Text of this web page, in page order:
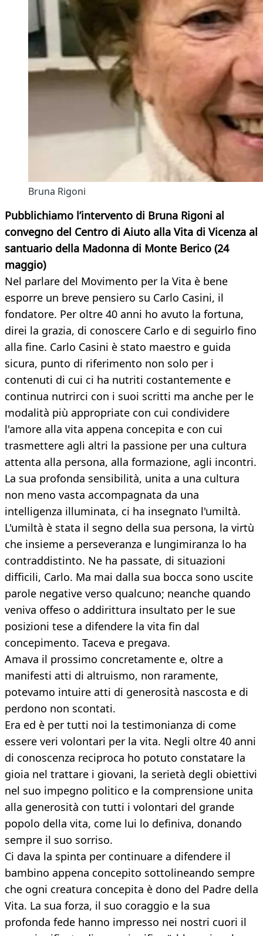
Bruna Rigoni
Pubblichiamo l’intervento di Bruna Rigoni al
convegno del Centro di Aiuto alla Vita di Vicenza al
santuario della Madonna di Monte Berico (24
maggio)
Nel parlare del Movimento per la Vita è bene
esporre un breve pensiero su Carlo Casini, il
fondatore. Per oltre 40 anni ho avuto la fortuna,
direi la grazia, di conoscere Carlo e di seguirlo fino
alla fine. Carlo Casini è stato maestro e guida
sicura, punto di riferimento non solo per i
contenuti di cui ci ha nutriti costantemente e
continua nutrirci con i suoi scritti ma anche per le
modalità più appropriate con cui condividere
l'amore alla vita appena concepita e con cui
trasmettere agli altri la passione per una cultura
attenta alla persona, alla formazione, agli incontri.
La sua profonda sensibilità, unita a una cultura
non meno vasta accompagnata da una
intelligenza illuminata, ci ha insegnato l'umiltà.
L'umiltà è stata il segno della sua persona, la virtù
che insieme a perseveranza e lungimiranza lo ha
contraddistinto. Ne ha passate, di situazioni
difficili, Carlo. Ma mai dalla sua bocca sono uscite
parole negative verso qualcuno; neanche quando
veniva offeso o addirittura insultato per le sue
posizioni tese a difendere la vita fin dal
concepimento. Taceva e pregava.
Amava il prossimo concretamente e, oltre a
manifesti atti di altruismo, non raramente,
potevamo intuire atti di generosità nascosta e di
perdono non scontati.
Era ed è per tutti noi la testimonianza di come
essere veri volontari per la vita. Negli oltre 40 anni
di conoscenza reciproca ho potuto constatare la
gioia nel trattare i giovani, la serietà degli obiettivi
nel suo impegno politico e la comprensione unita
alla generosità con tutti i volontari del grande
popolo della vita, come lui lo definiva, donando
sempre il suo sorriso.
Ci dava la spinta per continuare a difendere il
bambino appena concepito sottolineando sempre
che ogni creatura concepita è dono del Padre della
Vita. La sua forza, il suo coraggio e la sua
profonda fede hanno impresso nei nostri cuori il